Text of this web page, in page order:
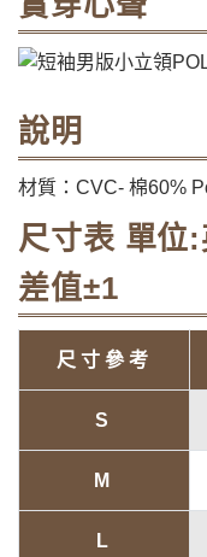
說明
材質：CVC- 棉60%
尺寸表 單位
差值±1
尺寸參考
S
M
L